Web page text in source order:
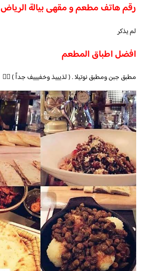
رقم هاتف مطعم و مقهى بيالة الرياض
لم يذكر
افضل اطباق المطعم
مطبق جبن ومطبق نوتيلا . ( لذيييذ وخفيييف جداً ) 👌🏻